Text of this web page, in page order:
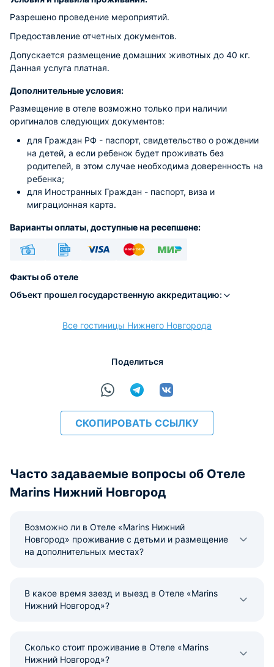
Разрешено проведение мероприятий.
Предоставление отчетных документов.
Допускается размещение домашних животных до 40 кг.
Данная услуга платная.
Дополнительные условия:
Размещение в отеле возможно только при наличии
оригиналов следующих документов:
для Граждан РФ - паспорт, свидетельство о рождении
на детей, а если ребенок будет проживать без
родителей, в этом случае необходима доверенность на
ребенка;
для Иностранных Граждан - паспорт, виза и
миграционная карта.
Варианты оплаты, доступные на ресепшене:
расчёт
Факты об отеле
Объект прошел государственную аккредитацию:
Все гостиницы Нижнего Новгорода
Поделиться
СКОПИРОВАТЬ ССЫЛКУ
Часто задаваемые вопросы об Отеле
Marins Нижний Новгород
Возможно ли в Отеле «Marins Нижний
Новгород» проживание с детьми и размещение
на дополнительных местах?
В какое время заезд и выезд в Отеле «Marins
Нижний Новгород»?
Сколько стоит проживание в Отеле «Marins
Нижний Новгород»?